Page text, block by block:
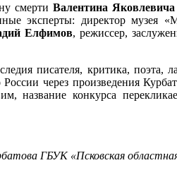
смертиВалентина
эксперты: директор музея
Елфимов, режиссер,
писателя, критика, поэта,
через произведения
название конкурса
ГБУК «Псковская